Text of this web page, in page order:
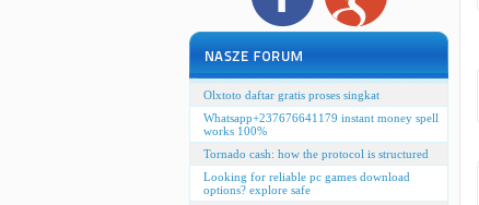
Olxtoto daftar gratis proses singkat
Whatsapp+237676641179 instant money spell
works 100%
Tornado cash: how the protocol is structured
Looking for reliable pc games download
options? explore safe